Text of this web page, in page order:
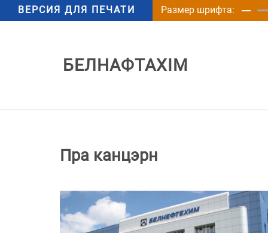
ВЕРСИЯ ДЛЯ ПЕЧАТИ Размер шрифта:
БЕЛНАФТАХІМ
Пра канцэрн